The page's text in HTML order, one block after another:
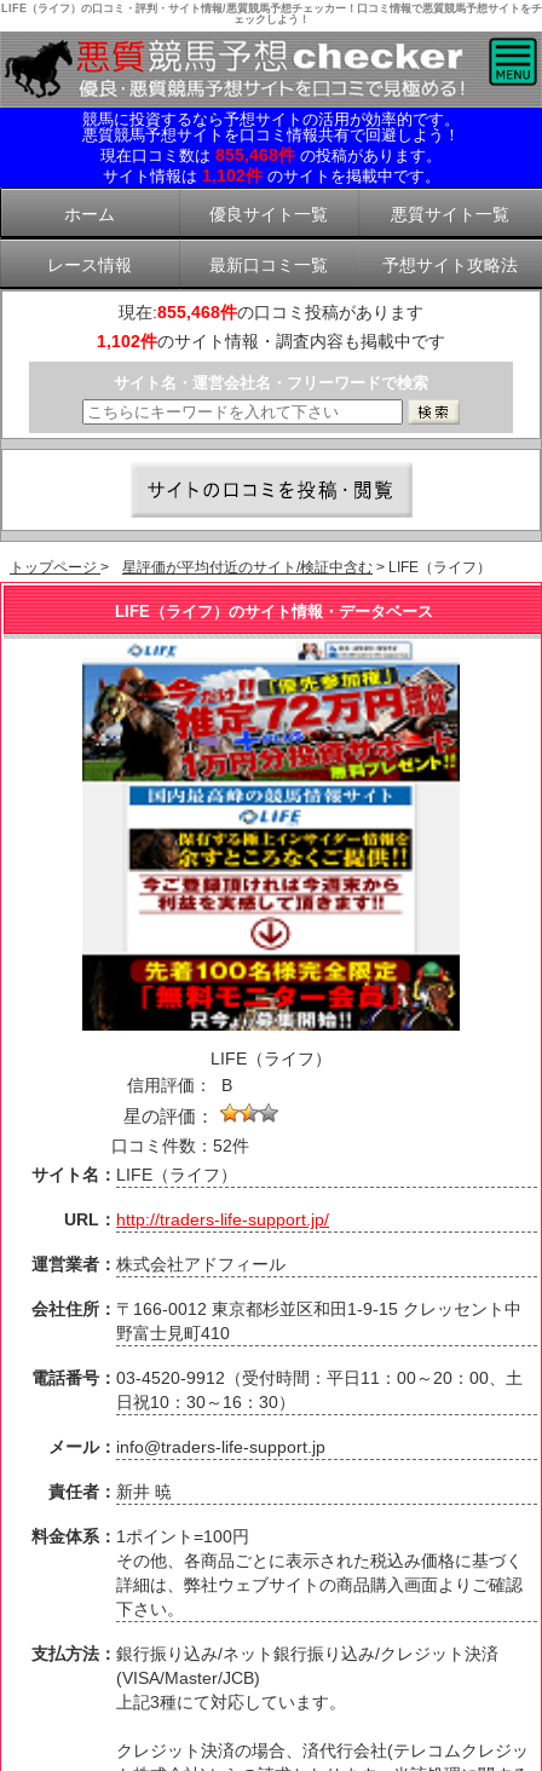
LIFE（ライフ）の口コミ・評判・サイト情報/悪質競馬予想チェッカー！口コミ情報で悪質競馬予想サイトをチ
ェックしよう！
競馬に投資するなら予想サイトの活用が効率的です。
悪質競馬予想サイトを口コミ情報共有で回避しよう！
現在口コミ数は 855,468件 の投稿があります。
サイト情報は 1,102件 のサイトを掲載中です。
ホーム 優良サイト一覧 悪質サイト一覧
レース情報 最新口コミ一覧 予想サイト攻略法
現在:855,468件の口コミ投稿があります
1,102件のサイト情報・調査内容も掲載中です
サイト名・運営会社名・フリーワードで検索
トップページ > 星評価が平均付近のサイト/検証中含む > LIFE（ライフ）
LIFE（ライフ）のサイト情報・データベース
LIFE（ライフ）
信用評価：
B
星の評価：
口コミ件数：52件
サイト名： LIFE（ライフ）
URL： http://traders-life-support.jp/
運営業者：株式会社アドフィール
会社住所： 〒166-0012 東京都杉並区和田1-9-15 クレッセント中
野富士見町410
電話番号：03-4520-9912（受付時間：平日11：00～20：00、土
日祝10：30～16：30）
メール： info@traders-life-support.jp
責任者： 新井 暁
料金体系： 1ポイント=100円
その他、各商品ごとに表示された税込み価格に基づく
詳細は、弊社ウェブサイトの商品購入画面よりご確認
下さい。
支払方法：銀行振り込み/ネット銀行振り込み/クレジット決済
(VISA/Master/JCB)
上記3種にて対応しています。
クレジット決済の場合、済代行会社(テレコムクレジッ